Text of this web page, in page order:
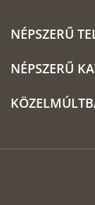
NÉPSZERŰ
NÉPSZERŰ